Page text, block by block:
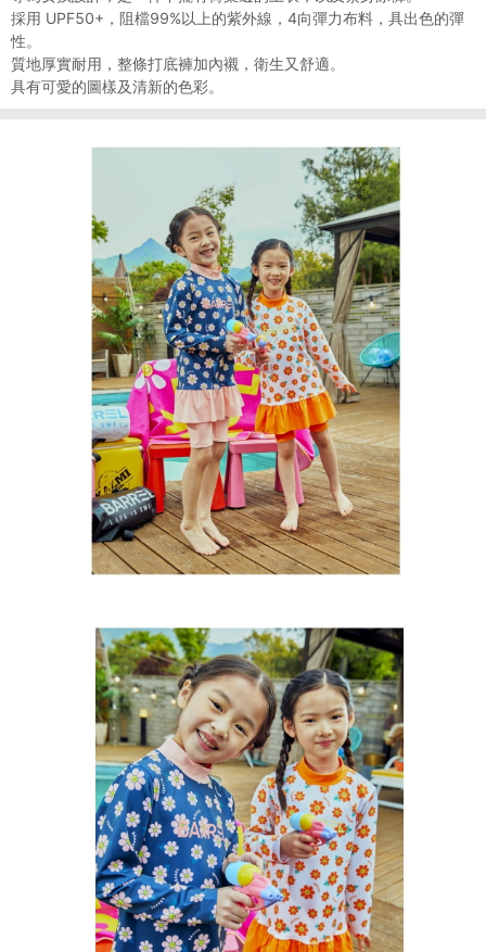
採用 UPF50+，阻檔99%以上的紫外線，4向彈力布料，具出色的彈
性。
質地厚實耐用，整條打底褲加內襯，衛生又舒適。
具有可愛的圖樣及清新的色彩。